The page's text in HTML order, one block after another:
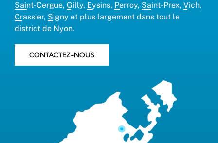
Saint-Cergue, Gilly, Eysins, Perroy, Saint-Prex, Vich,
Crassier, Signy et plus largement dans tout le
district de Nyon.
CONTACTEZ-NOUS